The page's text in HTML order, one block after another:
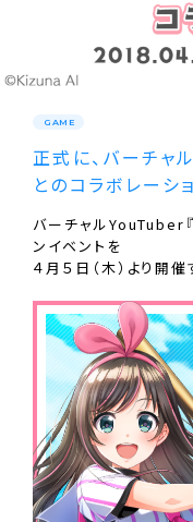
GAME
正式に、バーチャ
とのコラボレーシ
バーチャルYouTuber
ンイベントを
４月５日（木）より開